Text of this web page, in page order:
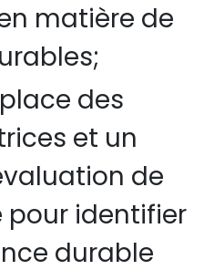
matière de
des
et un
de
identifier
durable